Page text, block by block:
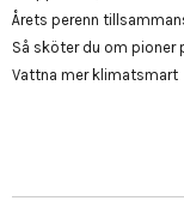
Årets perenn
Så sköter du om pioner
Vattna mer klimatsmart